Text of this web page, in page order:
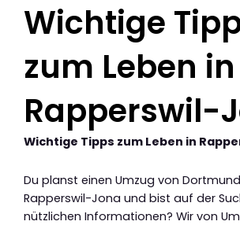
Wichtige
zum Leben in
Rapperswil-
Wichtige Tipps zum Leben in
Du planst einen Umzug von
Rapperswil-Jona und bist auf der
nützlichen Informationen? Wir von